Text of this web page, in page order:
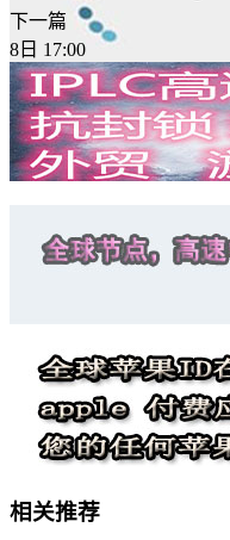
下一篇
8日 17:00
相关推荐